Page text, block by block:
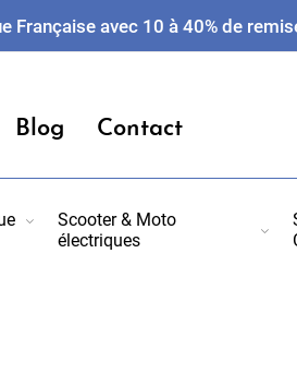
avec 10 à 40% de
Blog Contact
Scooter & Moto
électriques